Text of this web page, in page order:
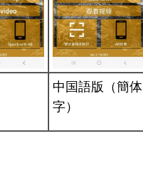
中国語版（簡体
字）